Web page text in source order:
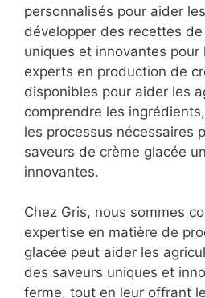
personnalisés pour aider
développer des recettes
uniques et innovantes pour
experts en production de
disponibles pour aider les
comprendre les
les processus nécessaires
saveurs de crème glacée
innovantes.
Chez Gris, nous sommes
expertise en matière de
glacée peut aider les
des saveurs uniques et
ferme, tout en leur offrant